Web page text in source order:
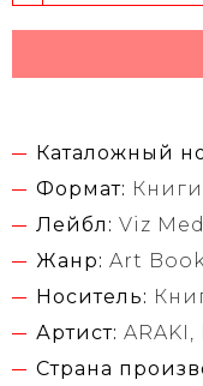
Каталожный
Формат: Книги
Лейбл: Viz
Жанр: Art
Носитель:
Артист: ARAKI,
Страна